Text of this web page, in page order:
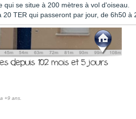
qui se situe à 200 mètres à vol d'oiseau.
20 TER qui passeront par jour, de 6h50 à
+9 ans.